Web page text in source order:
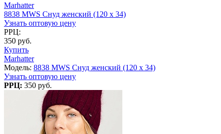
Marhatter
8838 MWS Снуд женский (120 х 34)
Узнать оптовую цену
РРЦ:
350 руб.
Купить
Marhatter
Модель: 8838 MWS Снуд женский (120 х 34)
Узнать оптовую цену
РРЦ: 350 руб.